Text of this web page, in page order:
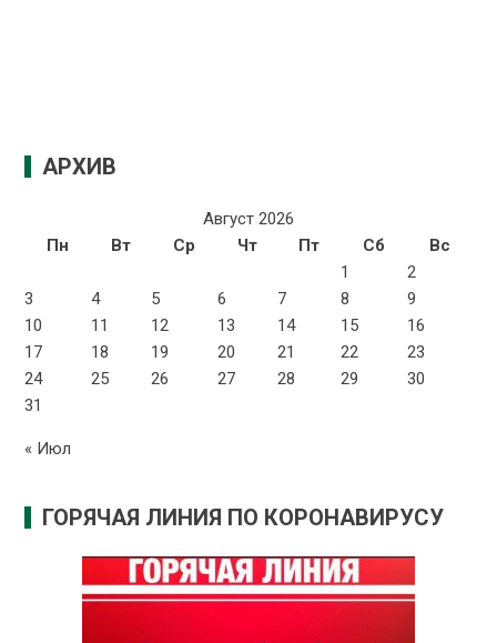
АРХИВ
Август 2026
Пн
Вт Ср Чт Пт Сб
Вс
1
2
3
4 5 6 7 8
9
10
11 12 13 14 15
16
17
18 19 20 21 22
23
24
25 26 27 28 29
30
31
« Июл
ГОРЯЧАЯ ЛИНИЯ ПО КОРОНАВИРУСУ